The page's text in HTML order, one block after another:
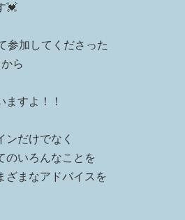
💓
参加してくださった
ら
ますよ！！
ンだけでなく
のいろんなことを
ざまなアドバイスを